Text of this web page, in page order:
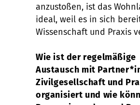
anzustoßen, ist das
ideal, weil es in sich
Wissenschaft und Praxis
Wie ist der regelmäßige
Austausch mit
Zivilgesellschaft und
organisiert und wie